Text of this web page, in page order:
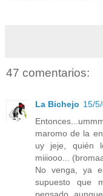
47 comentarios:
La Bichejo 15/
maromo de la
uy jeje, quién
miiiooo...
No venga, ya
supuesto que